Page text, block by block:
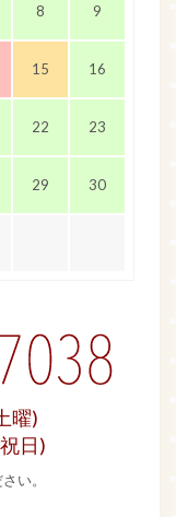
8 9
15 16
22 23
29 30
日＆土曜)
日)
い。